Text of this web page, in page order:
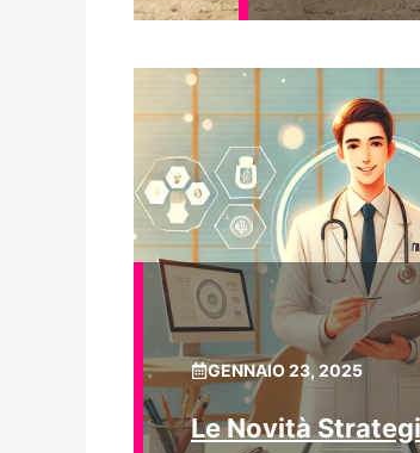
GENNAIO 23, 2025
Le Novità